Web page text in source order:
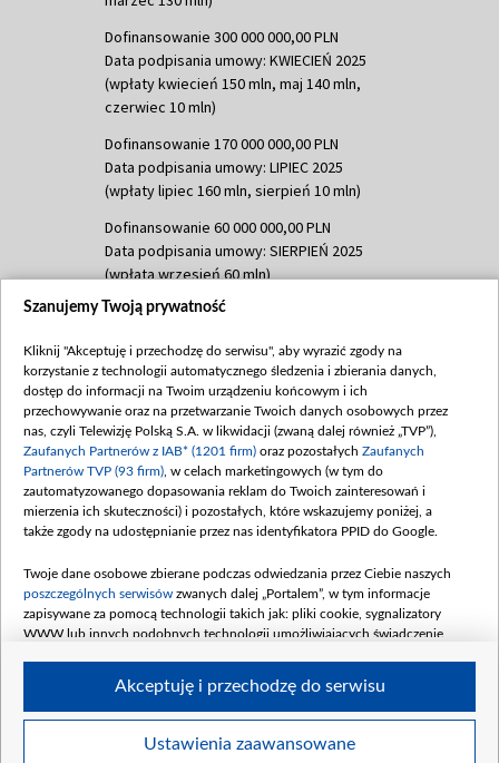
Dofinansowanie 300 000 000,00 PLN
Data podpisania umowy: KWIECIEŃ 2025
(wpłaty kwiecień 150 mln, maj 140 mln,
czerwiec 10 mln)
Dofinansowanie 170 000 000,00 PLN
Data podpisania umowy: LIPIEC 2025
(wpłaty lipiec 160 mln, sierpień 10 mln)
Dofinansowanie 60 000 000,00 PLN
Data podpisania umowy: SIERPIEŃ 2025
(wpłata wrzesień 60 mln)
Dofinansowanie 635 783 051,21 PLN
(wpłata wrzesień 100 mln, październik 350
mln, listopad 265 mln)
Dofinansowanie 48 862 000,00 PLN
Data podpisania umowy: GRUDZIEŃ 2025
(wpłata grudzień 60,548 mln)
Dofinansowanie 900 000 000,00 PLN
Data podpisania umowy: LUTY 2026 (wpłata
kwiecień 180 mln, 7 maja 180 mln, 8
czerwca 90 mln)
Dofinansowanie 250 000 000,00 PLN
4 sierpnia 250 mln
Szanujemy Twoją prywatność
Kliknij "Akceptuję i przechodzę do serwisu", aby wyrazić zgody na
korzystanie z technologii automatycznego śledzenia i zbierania danych,
dostęp do informacji na Twoim urządzeniu końcowym i ich
przechowywanie oraz na przetwarzanie Twoich danych osobowych przez
nas, czyli Telewizję Polską S.A. w likwidacji (zwaną dalej również „TVP”),
Zaufanych Partnerów z IAB* (1201 firm) oraz pozostałych Zaufanych
Partnerów TVP (93 firm) , w celach marketingowych (w tym do
zautomatyzowanego dopasowania reklam do Twoich zainteresowań i
mierzenia ich skuteczności) i pozostałych, które wskazujemy poniżej, a
także zgody na udostępnianie przez nas identyfikatora PPID do Google.
Twoje dane osobowe zbierane podczas odwiedzania przez Ciebie naszych
poszczególnych serwisów zwanych dalej „Portalem”, w tym informacje
zapisywane za pomocą technologii takich jak: pliki cookie, sygnalizatory
WWW lub innych podobnych technologii umożliwiających świadczenie
Twoje dane osobowe zbierane podczas odwiedzania przez Ciebie
Ustawienia zaawansowane
Akceptuję i przechodzę do serwisu